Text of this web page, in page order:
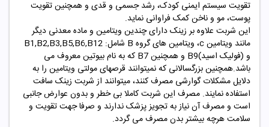
تقویت سیستم ایمنی کودک، رشد جسمی و قدی و همچنین تقویت
پوست، مو و ناخن کمک فراوانی نماید.
این شربت علاوه بر زینک دارای چندین ویتامین و ماده معدنی دیگر
مانند ویتامین c، ویتامین های گروه B شامل: B1,B2,B3,B5,B6,B12
و (فولیک اسید)B9 و همچنین B7 که به نام بیوتین معروف می
باشد.همچنین بزرگسالانی که نمیتوانند قرصهای مولتی ویتامین را به
دلایل مشکلات گوارشی مصرف کنند، میتوانند از شربت زینک سافت
استفاده نمایند. مصرف این شربت کاملا بی خطر و بدون عوارض جانبی
است و مصرف آن نیاز به تجویز پزشک ندارند و صرفا جهت تقویت و
سلامت هرچه بیشتر بدن مصرف می گردد.